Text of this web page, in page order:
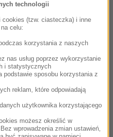
FAKTY
Kiedy jeść jajka, by
efekty wyboru
odpowiedniej pory
Ten obraz pobił
historyczny rekord.
technologii
(tzw. ciasteczka) i inne
celu:
korzystania z naszych
nas usług poprzez wykorzystanie
i statystycznych
podstawie sposobu korzystania z
reklam, które odpowiadają
użytkownika korzystającego
możesz określić w
wprowadzenia zmian ustawień,